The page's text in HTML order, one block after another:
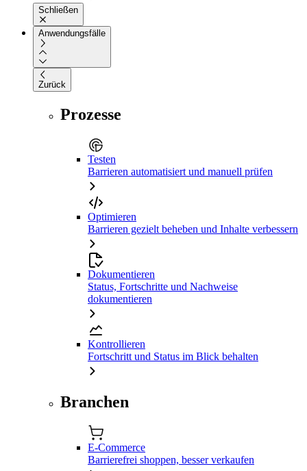
Schließen
Anwendungsfälle
Zurück
Prozesse
Testen
Barrieren automatisiert und manuell prüfen
Optimieren
Barrieren gezielt beheben und Inhalte verbessern
Dokumentieren
Status, Fortschritte und Nachweise
dokumentieren
Kontrollieren
Fortschritt und Status im Blick behalten
Branchen
E-Commerce
Barrierefrei shoppen, besser verkaufen